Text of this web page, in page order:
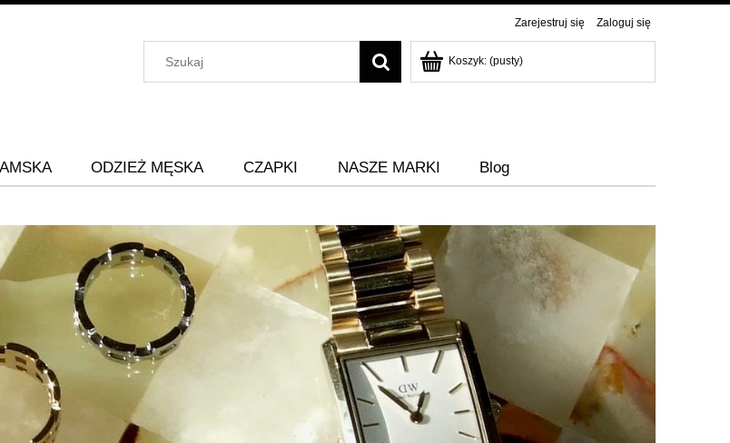
Zarejestruj się Zaloguj się
Koszyk: (pusty)
ODZIEŻ MĘSKA CZAPKI NASZE MARKI Blog